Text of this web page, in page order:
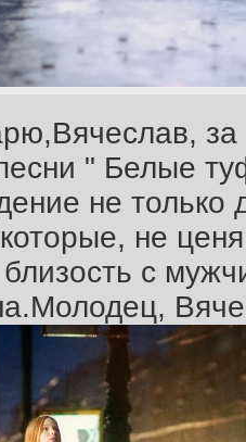
" Белые
не только
не ценя
с